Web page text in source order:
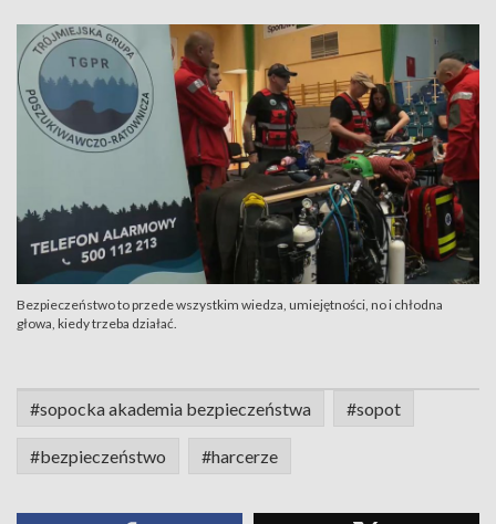
Bezpieczeństwo to przede wszystkim wiedza, umiejętności, no i chłodna
głowa, kiedy trzeba działać.
#sopocka akademia bezpieczeństwa #sopot
#bezpieczeństwo #harcerze